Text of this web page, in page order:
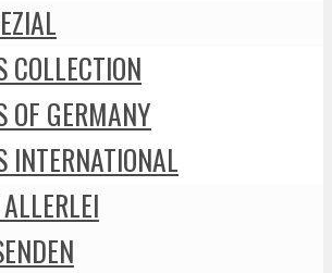
COLLECTION
OF GERMANY
INTERNATIONAL